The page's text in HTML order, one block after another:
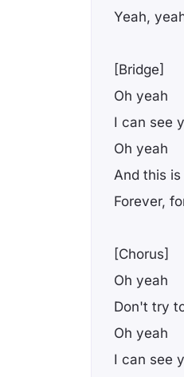
Yeah,
[Bridge]
Oh yeah
I can see
Oh yeah
And this
Forever,
[Chorus]
Oh yeah
Don't try
Oh yeah
I can see